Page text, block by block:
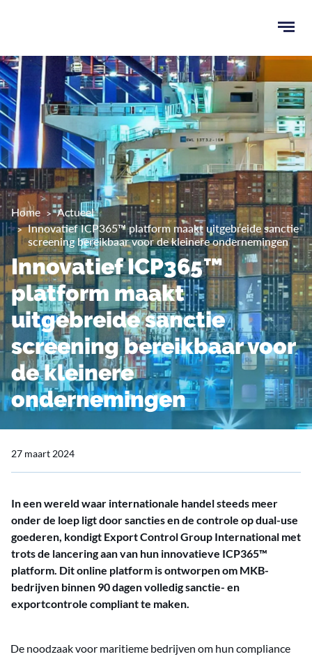
menu
Home
Actueel
Innovatief ICP365™ platform maakt uitgebreide sanctie
screening bereikbaar voor de kleinere ondernemingen
Innovatief ICP365™
platform maakt
uitgebreide sanctie
screening bereikbaar voor
de kleinere
ondernemingen
27 maart 2024
In een wereld waar internationale handel steeds meer
onder de loep ligt door sancties en de controle op dual-use
goederen, kondigt Export Control Group International met
trots de lancering aan van hun innovatieve ICP365™
platform. Dit online platform is ontworpen om MKB-
bedrijven binnen 90 dagen volledig sanctie- en
exportcontrole compliant te maken.
De noodzaak voor maritieme bedrijven om hun compliance